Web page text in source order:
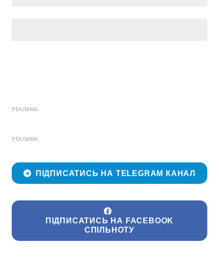
РЕКЛАМА
РЕКЛАМА
ПІДПИСАТИСЬ НА TELEGRAM КАНАЛ
ПІДПИСАТИСЬ НА FACEBOOK
СПІЛЬНОТУ